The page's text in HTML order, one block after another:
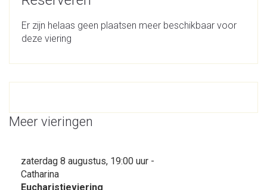
Er zijn helaas geen plaatsen meer beschikbaar voor
deze viering
Meer vieringen
zaterdag 8 augustus, 19:00 uur -
Catharina
Eucharistieviering